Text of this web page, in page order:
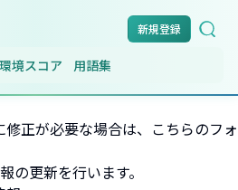
新規登録
環境スコア 用語集
正が必要な場合は、こちらのフォ
の更新を行います。